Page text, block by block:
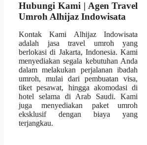
Hubungi Kami | Agen Travel
Umroh Alhijaz Indowisata
Kontak Kami Alhijaz Indowisata
adalah jasa travel umroh yang
berlokasi di Jakarta, Indonesia. Kami
menyediakan segala kebutuhan Anda
dalam melakukan perjalanan ibadah
umroh, mulai dari pembuatan visa,
tiket pesawat, hingga akomodasi di
hotel selama di Arab Saudi. Kami
juga menyediakan paket umroh
eksklusif dengan biaya yang
terjangkau.